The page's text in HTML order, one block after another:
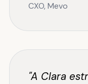
CXO, Mevo
"A Clara